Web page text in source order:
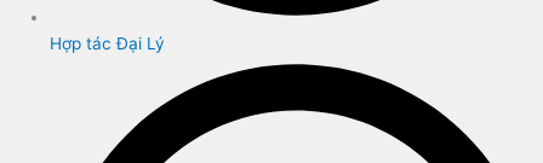
Hợp tác Đại Lý